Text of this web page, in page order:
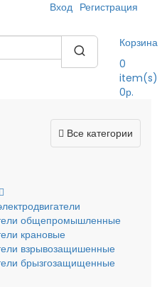
Вход Регистрация
Корзина
0
item(s)
0р.
Все категории
общепромышленные
крановые
взрывозащишенные
брызгозащищенные